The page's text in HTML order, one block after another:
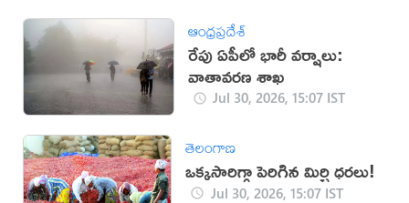
ఆంధ్రప్రదేశ్
రేపు ఏపీలో భారీ వర్షాలు:
వాతావరణ శాఖ
Jul 30, 2026, 15:07 IST
తెలంగాణ
ఒక్కసారిగ్గా పెరిగిన మిర్చి ధరలు!
Jul 30, 2026, 15:07 IST